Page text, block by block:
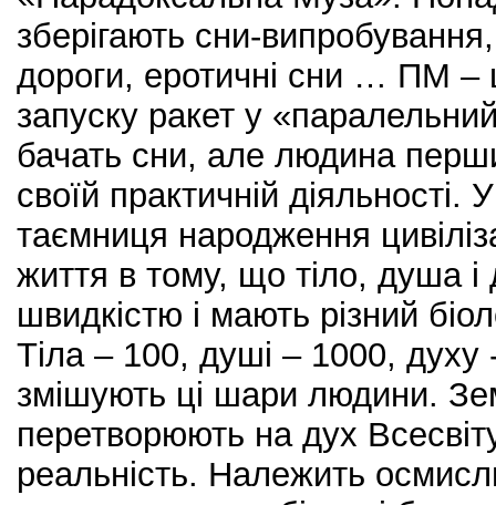
зберігають сни-
дороги, еротичні сни … ПМ –
запуску ракет у
бачать сни, але людина
своїй практичній діяльності.
таємниця народження
життя в тому, що тіло, душа і
швидкістю і мають різний
Тіла – 100, душі – 1000, духу
змішують ці шари людини.
перетворюють на дух
реальність. Належить